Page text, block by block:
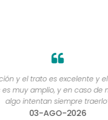
y el trato es excelente y
muy amplio, y en caso de
algo intentan siempre
03-AGO-2026